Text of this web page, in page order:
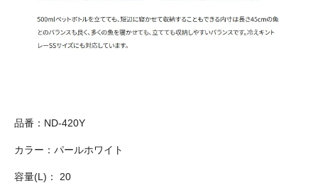
品番：ND-420Y
カラー：パールホワイト
容量(L)： 20